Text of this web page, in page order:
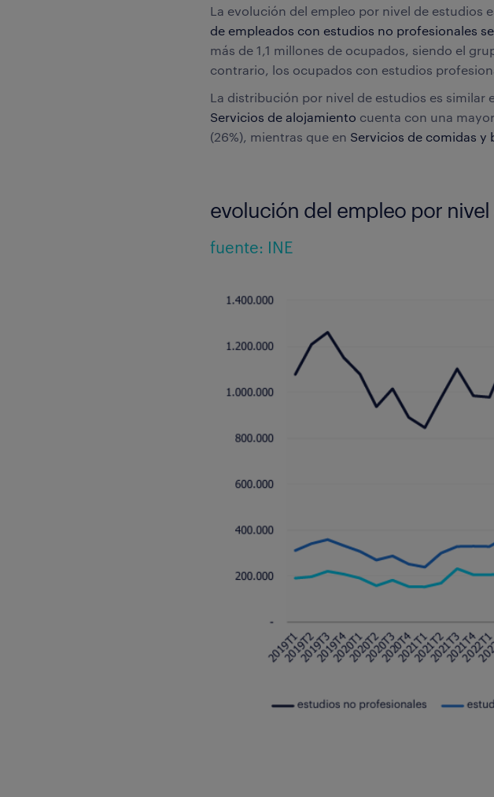
La evolución del empleo por nivel de estudios
de empleados con estudios no profesionales
más de 1,1 millones de ocupados, siendo el
contrario, los ocupados con estudios
La distribución por nivel de estudios es similar
Servicios de alojamiento cuenta con una
(26%), mientras que en Servicios de comidas y
evolución del empleo por
fuente: INE